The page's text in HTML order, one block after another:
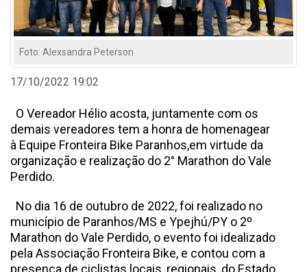
Foto: Alexsandra Peterson
17/10/2022 19:02
O Vereador Hélio acosta, juntamente com os
demais vereadores tem a honra de homenagear
à Equipe Fronteira Bike Paranhos,em virtude da
organização e realização do 2° Marathon do Vale
Perdido.
No dia 16 de outubro de 2022, foi realizado no
município de Paranhos/MS e Ypejhú/PY o 2º
Marathon do Vale Perdido, o evento foi idealizado
pela Associação Fronteira Bike, e contou com a
presença de ciclistas locais, regionais, do Estado